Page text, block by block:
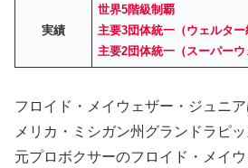
実績
世界5階級制覇
主要3団体統一（ウェルター
主要2団体統一（スーパーウ
フロイド・メイウェザー・ジュニ
メリカ・ミシガン州グランドラピ
元プロボクサーのフロイド・メイ